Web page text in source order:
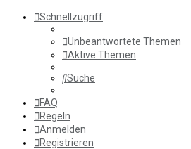
Schnellzugriff
Unbeantwortete Themen
Aktive Themen
Suche
FAQ
Regeln
Anmelden
Registrieren